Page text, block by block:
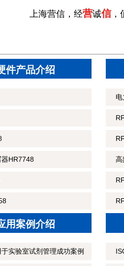
上海营信，经营诚信，
件产品介绍
HR7748 高
用案例介绍
实验室试剂管理成功案例